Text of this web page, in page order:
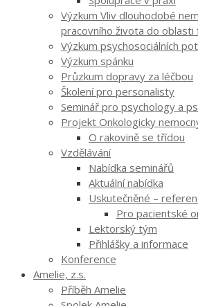
Výzkum Vliv dlouhodobé
pracovního života do oblasti
Výzkum psychosociálních
Výzkum spánku
Průzkum dopravy za léčbou
Školení pro personalisty
Seminář pro psychology a
Projekt Onkologicky
O rakovině se třídou
Vzdělávání
Nabídka seminářů
Aktuální nabídka
Uskutečněné –
Pro pacientské
Lektorský tým
Přihlášky a informace
Konference
Amelie, z.s.
Příběh Amelie